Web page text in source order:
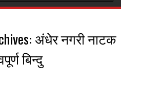
अंधेर नगरी नाटक
बिन्दु